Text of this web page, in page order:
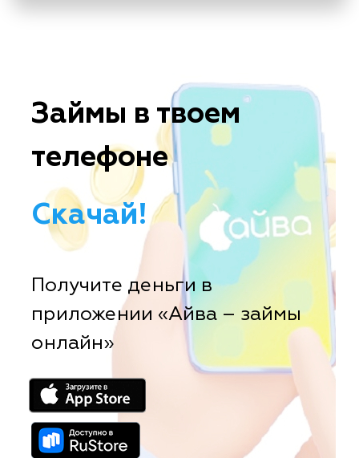
Займы в твоем
телефоне
Скачай!
Получите деньги в
приложении «Айва – займы
онлайн»